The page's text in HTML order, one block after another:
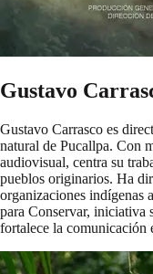
Gustavo
Gustavo Carrasco es
natural de Pucallpa. Con
audiovisual, centra su
pueblos originarios. Ha
organizaciones indígenas
para Conservar,
fortalece la comunicación